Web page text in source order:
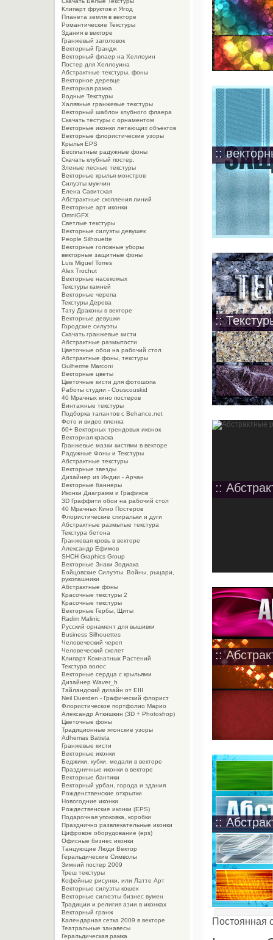
::
::
::
::
::
Постоянная
Клипарт фруктов и Ягод
Планета земля в векторе
Романтические Текстуры
Здания в векторе
Гранжевый заголовок
Векторный Грандж
Векторный флаер на Хеллоуин
Постер для Хеллоуина
Абстрактные текстуры, фоны
Векторное деревце
Векторная рамка
Водные Текстуры
Халявные гранжевые текстуры
Векторный шаблон клубного флаера
Скачать тестуры с орнаментом
Векторные иконки летающих объектов
Векторные флористические узоры
Крылья EPS
Бесплатные радужные фоны
Скачать клубный постер.
Зленые лесные текстуры
Векторные крылья монстров
Силуэты мужчин
Елена Савитская
Абстрактные скопления линий
Векторные арт иконки
OmniGFX
Светлые текстуры
Векторные силуэты девушек
People Silhouette
Векторные головные уборы
векторные защитные фоны
Luis Miguel Torres
Alex Trochut
Векторные насекомых
Текстуры камней
Векторные черепа
Текстуры Дерева
Тату Драконы в векторе
Векторные девушки
Городские силуэты
Скачать гранжевые кисти
Абстрактные размытости
Цветочные обои на рабочий стол
Абстрактные фоны, текстуры
Gulherme Marconi
Векторные цветы
Цветочные кисти для фотошопа
Работы студии - Couscouskid
40 Мрачных кино постеров
Винтажные текстуры
Подборка талантов с Behance.net
Фото и видео пленка
60+ Векторных трендовых иконок
Векторная краска
Гранжевые мазки кистями в векторе
Радужные Фоны и Текстуры
Абстрактные текстуры
Векторные звезды
Дизайнер из Индии - Арчан
Векторные баннеры
Иконки Диаграмм и Графиков
3D Граффити обои на рабочий стол
40 Мрачных Кино Постеров
Флористические спиральки и дуги
Абстрактные размытые текстура
Текстура бетона
Гранжевая кровь в векторе
Александр Ефимов
SHCH Graphics Group
Векторные Знаки Зодиака
Бойцовские Силуэты. Войны, рыцари,
рукопашники
Абстрактные фоны
Красочные текстуры 2
Красочные текстуры
Векторные Гербы, Щиты
Radim Malinic
Русский орнамент для вышивки
Business Silhouettes
Человеческий череп
Человеческий скелет
Клипарт Комнатных Растений
Текстура волос
Векторные сердца с крыльями
Дизайнер Waver_h
Тайландский дизайн от EIII
Neil Duerden - Графический флорист
Флористическое портфолио Марио
Александр Аткишкин (3D + Photoshop)
Цветочные фоны
Традиционные японские узоры
Adhemas Batista
Гранжевые кисти
Векторные иконки
Беджики, кубки, медали в векторе
Праздничные иконки в векторе
Векторные бантики
Векторный урбан, города и здания
Рожденственские открытки
Новогодние иконки
Рождественские иконки (EPS)
Подарочная упоковка, коробки
Празднично развлекательные иконки
Цифровое оборудование (eps)
Офисные бизнес иконки
Танцующие Люди Вектор
Геральдические Символы
Зимний постер 2009
Треш текстуры
Кофейные рисунки, или Латте Арт
Векторные силуэты кошек
Векторные силюэты бизнес вумен
Традиции и религия азии в иконках
Векторный гранж
Календарная сетка 2009 в векторе
Театральные занавесы
Геральдическая рамка